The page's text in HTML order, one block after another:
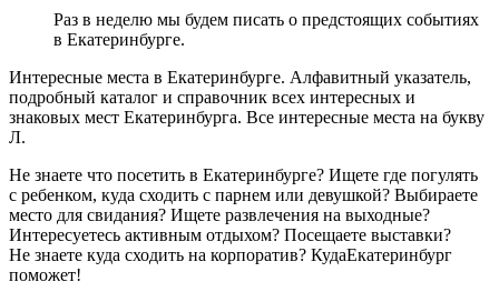
Раз в неделю мы будем писать о предстоящих событиях
в Екатеринбурге.
Интересные места в Екатеринбурге. Алфавитный указатель,
подробный каталог и справочник всех интересных и
знаковых мест Екатеринбурга. Все интересные места на букву
Л.
Не знаете что посетить в Екатеринбурге? Ищете где погулять
с ребенком, куда сходить с парнем или девушкой? Выбираете
место для свидания? Ищете развлечения на выходные?
Интересуетесь активным отдыхом? Посещаете выставки?
Не знаете куда сходить на корпоратив? КудаЕкатеринбург
поможет!